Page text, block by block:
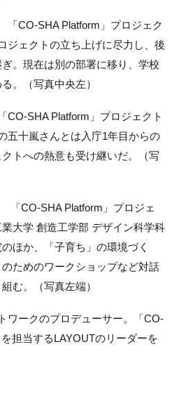
「CO-SHA Platform」プロジェク
ジェクトの立ち上げに尽力し、後
。現在は別の部署に移り、学校
。（写真中央左）
「CO-SHA Platform」プロジェクト
五十嵐さんとは入庁1年目からの
トへの熱意も受け継いだ。（写
「CO-SHA Platform」プロジェ
大学 創造工学部 デザイン科学科
ほか、「子育ち」の環境づく
ためのワークショップなど対話
む。（写真左端）
ワークのプロデューサー。「CO-
担当するLAYOUTのリーダーを